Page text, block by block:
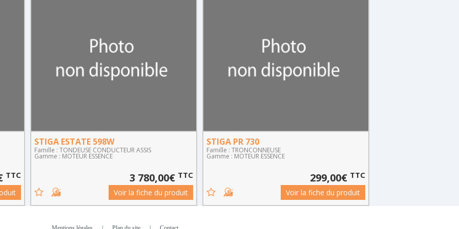
TTC 3 780,00€ TTC
STIGA ESTATE 598W
Famille : TONDEUSE CONDUCTEUR ASSIS
Gamme : MOTEUR ESSENCE
Voir la fiche du produit
299,00€ TTC
STIGA PR 730
Famille : TRONCONNEUSE
Gamme : MOTEUR ESSENCE
Voir la fiche du produit